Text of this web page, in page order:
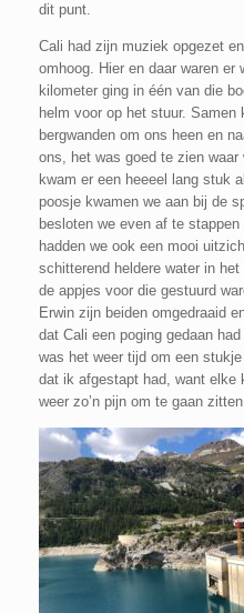
dit punt.
Cali had zijn muziek opgezet
omhoog. Hier en daar waren er
kilometer ging in één van die
helm voor op het stuur.
bergwanden om ons heen en
ons, het was goed te zien
kwam er een heeeel lang stuk
poosje kwamen we aan bij de
besloten we even af te
hadden we ook een mooi
schitterend heldere water in
de appjes voor die gestuurd
Erwin zijn beiden omgedraaid
dat Cali een poging gedaan
was het weer tijd om een
dat ik afgestapt had, want elke
weer zo’n pijn om te gaan